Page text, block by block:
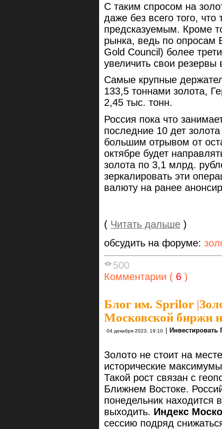
С таким спросом на
даже без всего того,
предсказуемым. Кроме
рынка, ведь по опросам
Gold Council) более
увеличить свои резервы
Самые крупные
133,5 тоннами золота,
2,45 тыс. тонн.
Россия пока что
последние 10 дет
большим отрывом от
октябре будет
золота по 3,1 млрд.
зеркалировать эти
валюту на ранее
( Читать дальше )
обсудить на форуме:
500
Комментарии ( 6 )
Блог им. Sprilor |
Московской биржи
04 декабря 2023, 19:10 | Инвестировать
Золото не стоит на
исторические
Такой рост связан с
Ближнем Востоке.
понедельник находится
выходить. Индекс
сессию подряд